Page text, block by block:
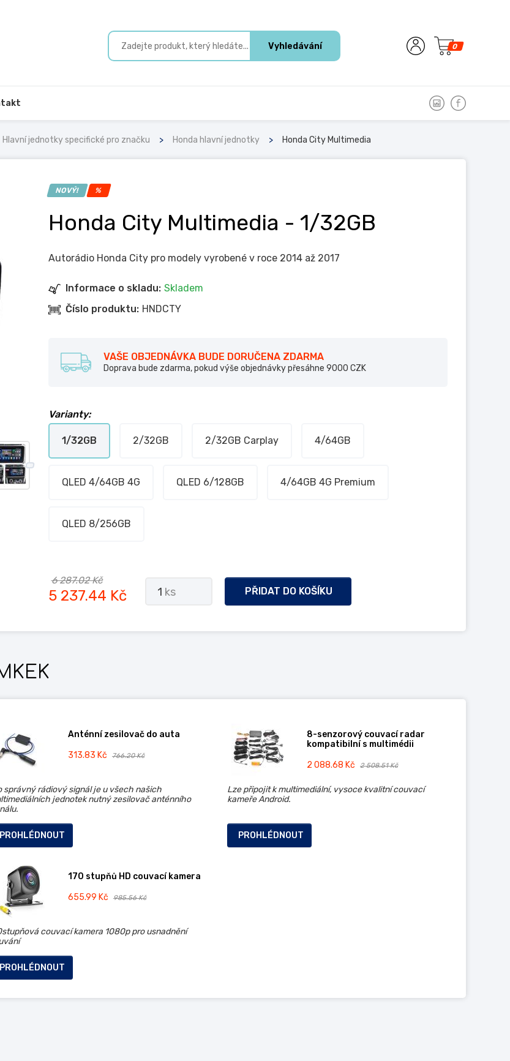
Vyhledávání 0
Hlavní jednotky specifické pro značku Honda hlavní jednotky Honda City Multimedia
NOVÝ! %
Honda City Multimedia - 1/32GB
Autorádio Honda City pro modely vyrobené v roce 2014 až 2017
Informace o skladu: Skladem
Číslo produktu: HNDCTY
VAŠE OBJEDNÁVKA BUDE DORUČENA ZDARMA
Doprava bude zdarma, pokud výše objednávky přesáhne 9000 CZK
Varianty:
1/32GB 2/32GB 2/32GB Carplay 4/64GB
QLED 4/64GB 4G QLED 6/128GB 4/64GB 4G Premium
QLED 8/256GB
6 287.02 Kč
5 237.44 Kč 1 ks PŘIDAT DO KOŠÍKU
Anténní zesilovač do auta
313.83 Kč
766.20 Kč
správný rádiový signál je u všech našich
jednotek nutný zesilovač anténního
PROHLÉDNOUT
8-senzorový couvací radar
kompatibilní s multimédii
2 088.68 Kč
2 508.51 Kč
Lze připojit k multimediální, vysoce kvalitní couvací
kameře Android.
PROHLÉDNOUT
170 stupňů HD couvací kamera
655.99 Kč
985.56 Kč
couvací kamera 1080p pro usnadnění
PROHLÉDNOUT